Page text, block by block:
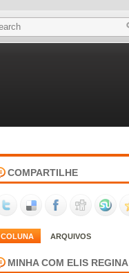
COMPARTILHE
COLUNA ARQUIVOS
MINHA COM ELIS REGINA